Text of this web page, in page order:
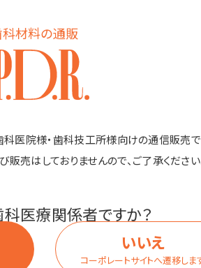
科材料の通販
科医院様・歯科技工所様向けの通信販売で
売はしておりませんので、ご了承ください
医療関係者ですか？
いいえ
コーポレートサイトへ遷移しま
）
国産ユニット
用）
個
φ10～11m
モリタ社以外
の国産ユニッ
価格